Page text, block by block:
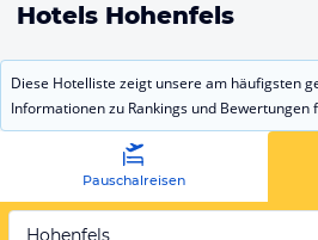
Hotels Hohenfels
Diese Hotelliste zeigt unsere am häufigsten
Informationen zu Rankings und Bewertungen
Pauschalreisen
Hohenfels